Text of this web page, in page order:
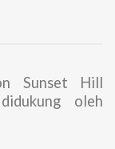
Sunset Hill
oleh